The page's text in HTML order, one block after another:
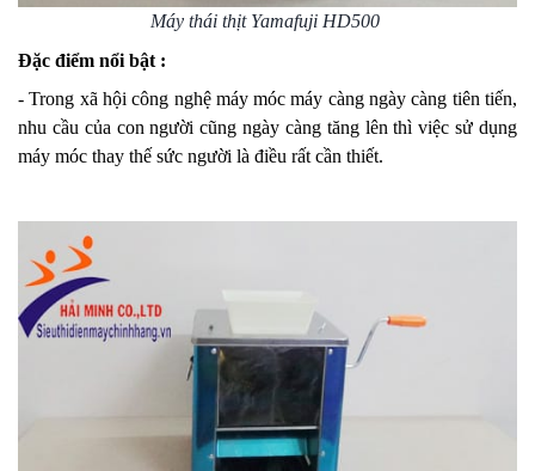
Máy thái thịt Yamafuji HD500
Đặc điểm nổi bật :
- Trong xã hội công nghệ máy móc máy càng ngày càng tiên tiến,
nhu cầu của con người cũng ngày càng tăng lên thì việc sử dụng
máy móc thay thế sức người là điều rất cần thiết.